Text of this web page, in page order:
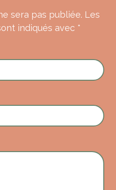
sera pas publiée. Les
indiqués avec *